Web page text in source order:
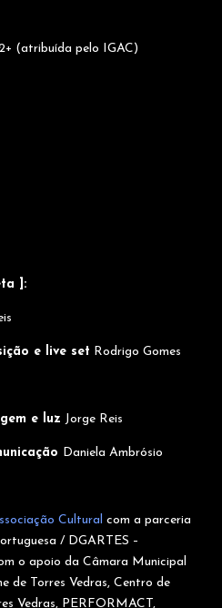
(atribuída pelo IGAC)
]:
e live set Rodrigo Gomes
e luz Jorge Reis
Daniela Ambrósio
Cultural com a parceria
/ DGARTES –
o apoio da Câmara Municipal
de Torres Vedras, Centro de
Vedras, PERFORMACT,